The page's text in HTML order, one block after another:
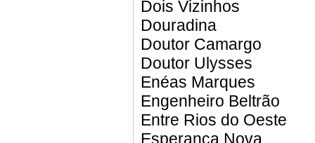
Dois Vizinhos
Douradina
Doutor Camargo
Doutor Ulysses
Enéas Marques
Engenheiro Beltrão
Entre Rios do Oeste
Esperança Nova